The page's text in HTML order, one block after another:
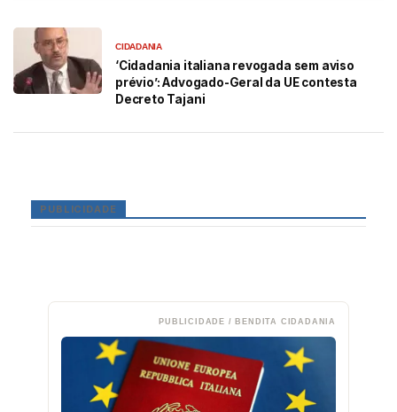
CIDADANIA
‘Cidadania italiana revogada sem aviso
prévio’: Advogado-Geral da UE contesta
Decreto Tajani
PUBLICIDADE
PUBLICIDADE / BENDITA CIDADANIA